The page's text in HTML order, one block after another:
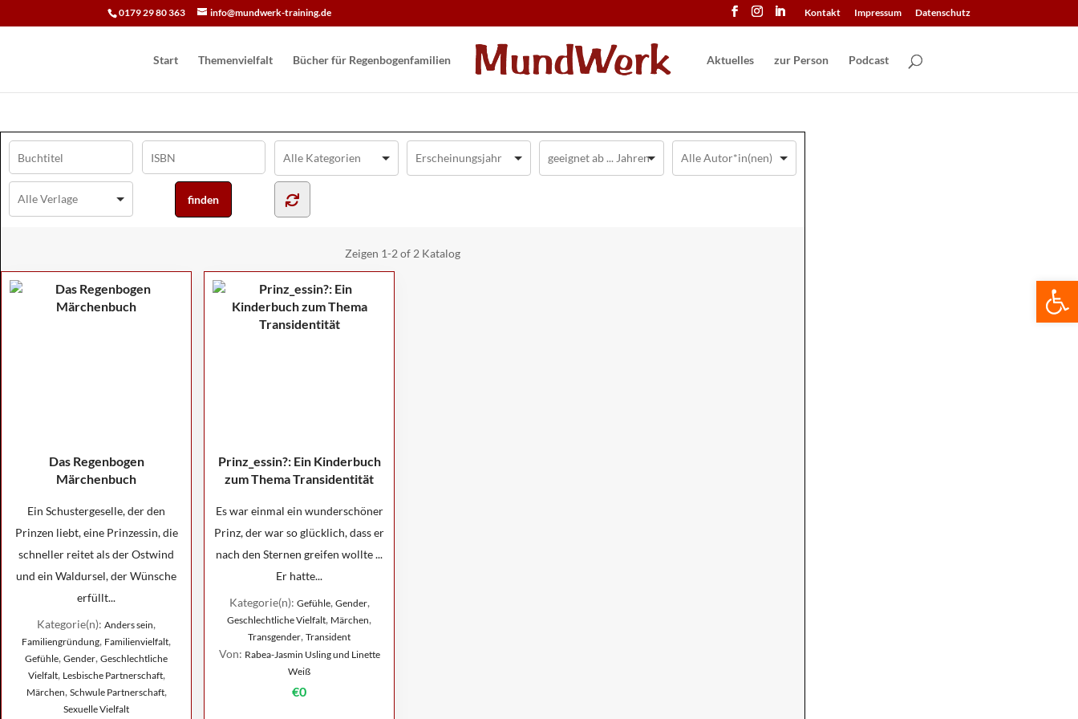
0179 29 80 363 info@mundwerk-training.de Kontakt Impressum Datenschutz
Start Themenvielfalt Bücher für Regen­bogen­familien Aktuelles zur Person Podcast
Zeigen 1-2 of 2 Katalog
Das Regenbogen
Märchenbuch
Ein Schustergeselle, der den
Prinzen liebt, eine Prinzessin, die
schneller reitet als der Ostwind
und ein Waldursel, der Wünsche
erfüllt...
Kategorie(n): Anders sein,
Familiengründung, Familienvielfalt,
Gefühle, Gender, Geschlechtliche
Vielfalt, Lesbische Partnerschaft,
Märchen, Schwule Partnerschaft,
Sexuelle Vielfalt
Prinz_essin?: Ein Kinderbuch
zum Thema Transidentität
Es war einmal ein wunderschöner
Prinz, der war so glücklich, dass er
nach den Sternen greifen wollte ...
Er hatte...
Kategorie(n): Gefühle, Gender,
Geschlechtliche Vielfalt, Märchen,
Transgender, Transident
Von: Rabea-Jasmin Usling und Linette
Weiß
€0